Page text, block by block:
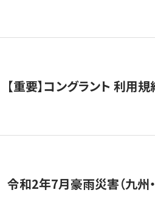
【重要】コングラント 利用
令和2年7月豪雨災害（九州